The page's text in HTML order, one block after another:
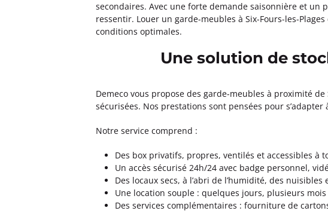
Un devis ?
4,7 28 avis
Plus d'informations
Un devis ?
Garde Meubles MAZUCCO Marseille 1er
4,6 147 avis
Fermé actuellement.Ouvre à 09:00
58 rue Consolat 13001 Marseille
secondaires. Avec une forte demande saisonnière et un
ressentir. Louer un garde-meubles à Six-Fours-les-
conditions optimales.
Une solution de
Demeco vous propose des garde-meubles à proximité
sécurisées. Nos prestations sont pensées pour
Notre service comprend :
Des box privatifs, propres, ventilés et accessibles à
Un accès sécurisé 24h/24 avec badge personnel,
Des locaux secs, à l’abri de l’humidité, des
Une location souple : quelques jours, plusieurs
Des services complémentaires : fourniture de